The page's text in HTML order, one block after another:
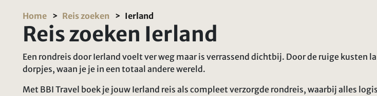
Home Reis zoeken Ierland
Reis zoeken Ierland
Een rondreis door Ierland voelt ver weg maar is verrassend dichtbij. Door de ruige kusten
dorpjes, waan je je in een totaal andere wereld.
Met BBI Travel boek je jouw Ierland reis als compleet verzorgde rondreis, waarbij alles